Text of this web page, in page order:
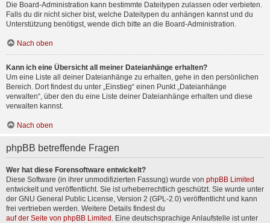
Die Board-Administration kann bestimmte Dateitypen zulassen oder verbieten.
Falls du dir nicht sicher bist, welche Dateitypen du anhängen kannst und du
Unterstützung benötigst, wende dich bitte an die Board-Administration.
Nach oben
Kann ich eine Übersicht all meiner Dateianhänge erhalten?
Um eine Liste all deiner Dateianhänge zu erhalten, gehe in den persönlichen
Bereich. Dort findest du unter „Einstieg“ einen Punkt „Dateianhänge
verwalten“, über den du eine Liste deiner Dateianhänge erhalten und diese
verwalten kannst.
Nach oben
phpBB betreffende Fragen
Wer hat diese Forensoftware entwickelt?
Diese Software (in ihrer unmodifizierten Fassung) wurde von phpBB Limited
entwickelt und veröffentlicht. Sie ist urheberrechtlich geschützt. Sie wurde unter
der GNU General Public License, Version 2 (GPL-2.0) veröffentlicht und kann
frei vertrieben werden. Weitere Details findest du
auf der Seite von phpBB Limited . Eine deutschsprachige Anlaufstelle ist unter